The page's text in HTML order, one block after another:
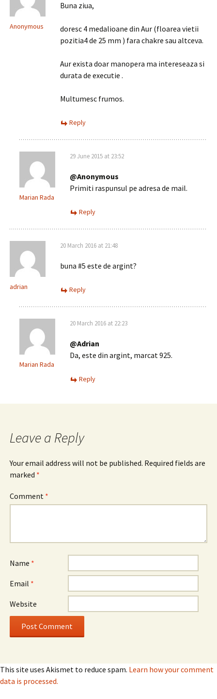
Anonymous
Buna ziua,
doresc 4 medalioane din Aur (floarea vietii
pozitia4 de 25 mm ) fara chakre sau altceva.
Aur exista doar manopera ma intereseaza si
durata de executie .
Multumesc frumos.
Reply
Marian Rada
29 June 2015 at 23:52
@Anonymous
Primiti raspunsul pe adresa de mail.
Reply
adrian
20 March 2016 at 21:48
buna #5 este de argint?
Reply
Marian Rada
20 March 2016 at 22:23
@Adrian
Da, este din argint, marcat 925.
Reply
Leave a Reply
Your email address will not be published. Required fields are
marked *
Comment *
Name *
Email *
Website
This site uses Akismet to reduce spam. Learn how your comment
data is processed.